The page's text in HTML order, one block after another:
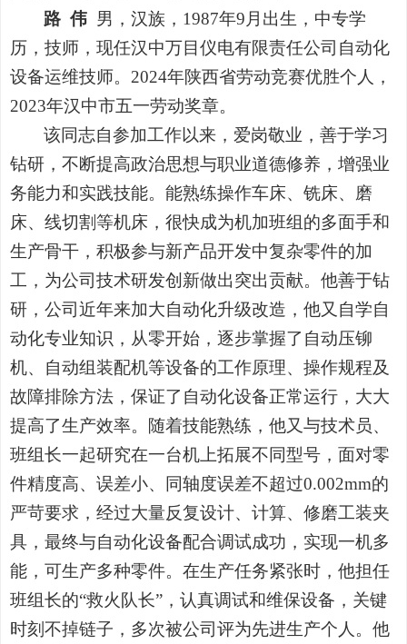
路 伟 男，汉族，1987年9月出生，中专学
历，技师，现任汉中万目仪电有限责任公司自动化
设备运维技师。2024年陕西省劳动竞赛优胜个人，
2023年汉中市五一劳动奖章。
该同志自参加工作以来，爱岗敬业，善于学习
钻研，不断提高政治思想与职业道德修养，增强业
务能力和实践技能。能熟练操作车床、铣床、磨
床、线切割等机床，很快成为机加班组的多面手和
生产骨干，积极参与新产品开发中复杂零件的加
工，为公司技术研发创新做出突出贡献。他善于钻
研，公司近年来加大自动化升级改造，他又自学自
动化专业知识，从零开始，逐步掌握了自动压铆
机、自动组装配机等设备的工作原理、操作规程及
故障排除方法，保证了自动化设备正常运行，大大
提高了生产效率。随着技能熟练，他又与技术员、
班组长一起研究在一台机上拓展不同型号，面对零
件精度高、误差小、同轴度误差不超过0.002mm的
严苛要求，经过大量反复设计、计算、修磨工装夹
具，最终与自动化设备配合调试成功，实现一机多
能，可生产多种零件。在生产任务紧张时，他担任
班组长的“救火队长”，认真调试和维保设备，关键
时刻不掉链子，多次被公司评为先进生产个人。他